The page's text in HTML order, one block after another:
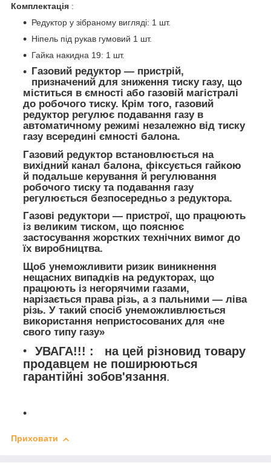
Комплектація :
Редуктор у зібраному вигляді: 1 шт.
Ніпель під рукав гумовий 1 шт.
Гайка накидна 19: 1 шт.
Газовий редуктор — пристрій,
призначений для зниження тиску газу, що
міститься в ємності або газовій магістралі
до робочого тиску. Крім того, газовий
редуктор регулює подавання газу в
автоматичному режимі незалежно від тиску
газу всередині ємності балона.
Газовий редуктор встановлюється на
вихідний канал балона, фіксується гайкою
й подальше керування й регулювання
робочого тиску та подавання газу
регулюється безпосередньо з редуктора.
Газові редуктори — пристрої, що працюють
із великим тиском, що пояснює
застосування жорстких технічних вимог до
їх виробництва.
Щоб унеможливити ризик виникнення
нещасних випадків на редукторах, що
працюють із негорячими газами,
нарізається права різь, а з пальними — ліва
різь. У такий спосіб унеможливлюється
використання непристосованих для «не
свого типу газу»
УВАГА!!! : на цей різновид товару
продавцем не поширюються
гарантійні зобов'язання.
Приховати